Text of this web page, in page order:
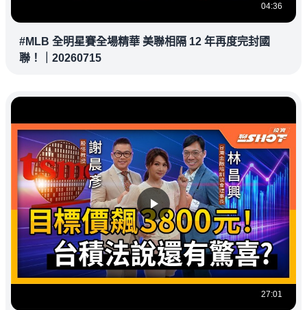
04:36
#MLB 全明星賽全場精華 美聯相隔 12 年再度完封國
聯！｜20260715
27:01